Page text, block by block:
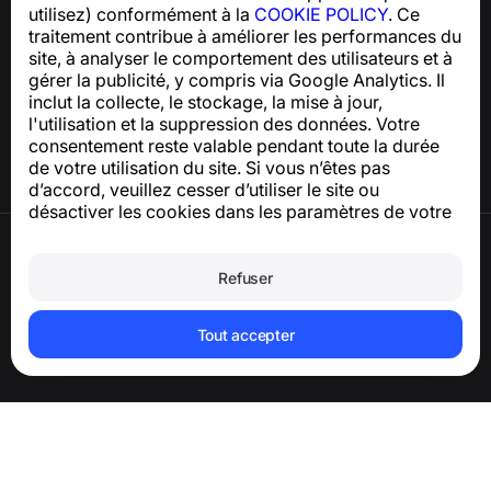
utilisez) conformément à la COOKIE POLICY. Ce
traitement contribue à améliorer les performances du
site, à analyser le comportement des utilisateurs et à
gérer la publicité, y compris via Google Analytics. Il
inclut la collecte, le stockage, la mise à jour,
l'utilisation et la suppression des données. Votre
consentement reste valable pendant toute la durée
de votre utilisation du site. Si vous n’êtes pas
d’accord, veuillez cesser d’utiliser le site ou
désactiver les cookies dans les paramètres de votre
Refuser
Tout accepter
Centre d’aide
Actualités et articles
À propos du projet
Contacts
Politique relative aux cookies
Supprimer le compte et les données